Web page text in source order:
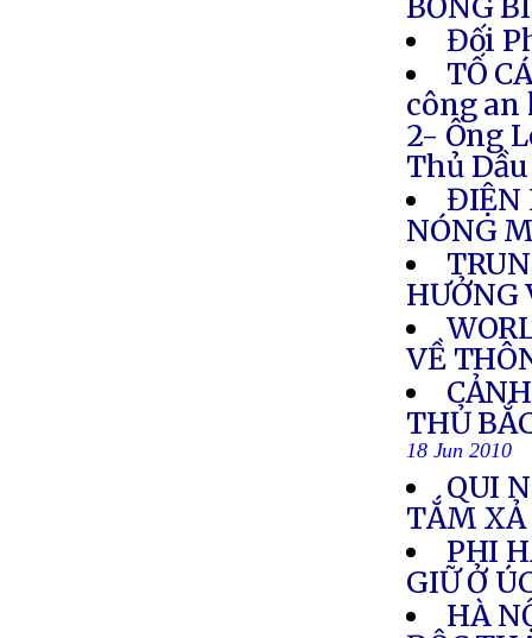
BỔNG
Đối
TỐ
công an
2- Ông
Thủ
ĐIỆN
NÓNG
HƯỞNG
VỀ
THỦ
18 Jun 2010
QUI
TẮM
PHI
GIỮ Ở
HÀ